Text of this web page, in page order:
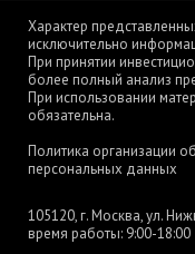
Характер
исключительно
При принятии
более полный анализ
При использовании
обязательна.
Политика организации
персональных данных
105120, г. Москва, ул.
время работы: 9:00-18:00